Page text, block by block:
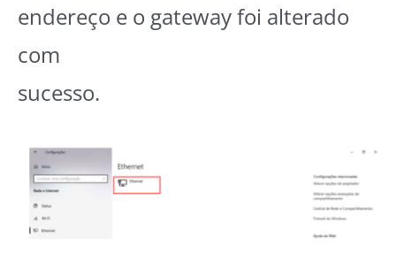
endereço e o gateway foi alterado
com
sucesso.